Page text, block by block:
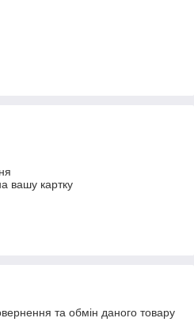
вашу картку
та обмін даного товару